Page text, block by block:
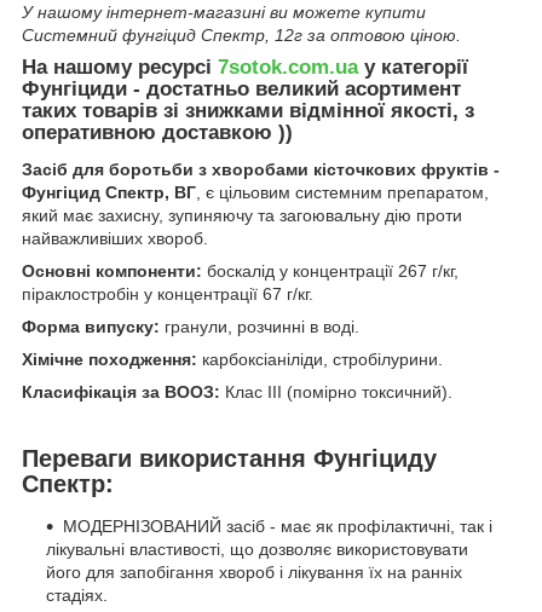
У нашому інтернет-магазині ви можете купити
Системний фунгіцид Спектр, 12г за оптовою ціною.
На нашому ресурсі 7sotok.com.uaу категорії
Фунгіциди - достатньо великий асортимент
таких товарів зі знижками відмінної якості, з
оперативною доставкою ))
Засіб для боротьби з хворобами кісточкових фруктів -
Фунгіцид Спектр, ВГ , є цільовим системним препаратом,
який має захисну, зупиняючу та загоювальну дію проти
найважливіших хвороб.
Основні компоненти: боскалід у концентрації 267 г/кг,
піраклостробін у концентрації 67 г/кг.
Форма випуску: гранули, розчинні в воді.
Хімічне походження: карбоксіаніліди, стробілурини.
Класифікація за ВООЗ: Клас III (помірно токсичний).
Переваги використання Фунгіциду
Спектр:
МОДЕРНІЗОВАНИЙ засіб - має як профілактичні, так і
лікувальні властивості, що дозволяє використовувати
його для запобігання хвороб і лікування їх на ранніх
стадіях.